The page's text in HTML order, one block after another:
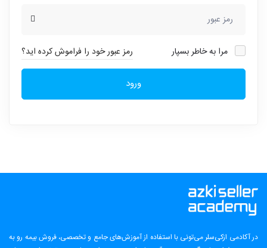
مرا به خاطر بسپار رمز عبور خود را فراموش کرده اید؟
ورود
در آکادمی ازکی‌سلر می‌تونی با استفاده از آموزش‌های جامع و تخصصی، فروش بیمه رو به